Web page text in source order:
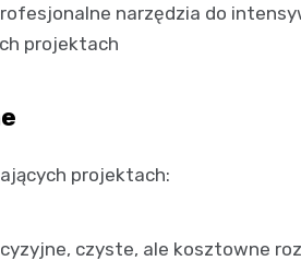
narzędzia do
projektach
projektach:
czyste, ale kosztowne